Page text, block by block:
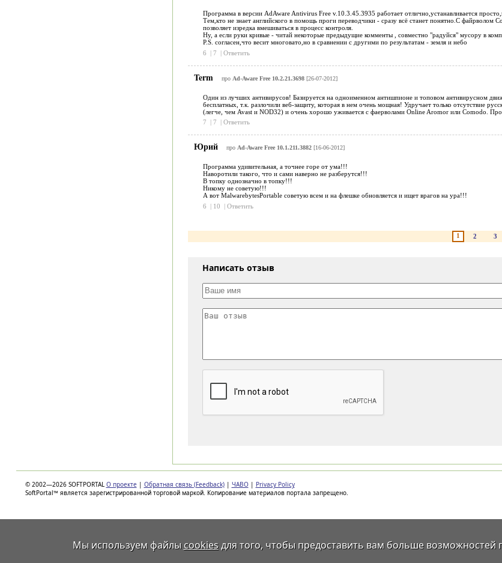
Программа в версии AdAware Antivirus Free v.10.3.45.3935 работает отлично,устанавливается
Тем,кто не знает английского в помощь проги переводчики - сразу всё станет понятно.С файрволом
позволяет изредка вмешиваться в процесс контроля.
Ну, а если руки кривые - читай некоторые предыдущие комменты , совместно "радуйся" мусору в
P.S. согласен,что весит многовато,но в сравнении с другими по результатам - земля и небо
6
| 7 | Ответить
Term про Ad-Aware Free 10.2.21.3698[26-07-2012]
Один из лучших антивирусов! Базируется на одноименном антишпионе и топовом антивирусном
бесплатных, т.к. разлочили веб-защиту, которая в нем очень мощная! Удручает только отсутствие
(легче, чем Avast и NOD32) и очень хорошо уживается с фаерволами Online Aromor или Comodo.
7
| 7 | Ответить
Юрий про Ad-Aware Free 10.1.211.3882[16-06-2012]
Программа удивительная, а точнее горе от ума!!!
Наворотили такого, что и сами наверно не разберутся!!!
В топку однозначно в топку!!!
Никому не советую!!!
А вот MalwarebytesPortable советую всем и на флешке обновляется и ищет врагов на ура!!!
6
| 10 | Ответить
1 2 3
Написать отзыв
© 2002—2026 SOFTPORTAL О проекте | Обратная связь (Feedback) | ЧАВО | Privacy Policy
SoftPortal™ является зарегистрированной торговой маркой. Копирование материалов портала запрещено.
Мы используем файлы cookiesдля того, чтобы предоставить вам больше возможностей